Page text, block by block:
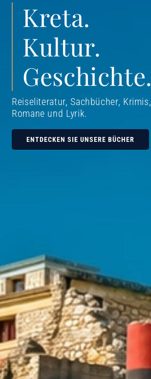
Kreta.
Kultur.
Geschichte.
Reiseliteratur, Sachbücher, Krimis,
Romane und Lyrik.
ENTDECKEN SIE UNSERE BÜCHER